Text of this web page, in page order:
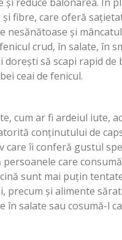
fibre, care oferă
nesănătoase și mâncatul
crud, în salate, în
dorești să scapi rapid de
ceai de fenicul.
cum ar fi ardeiul iute,
conținutului de
care îi conferă gustul
persoanele care
sunt mai puțin
precum și alimente
în salate sau cosumă-l